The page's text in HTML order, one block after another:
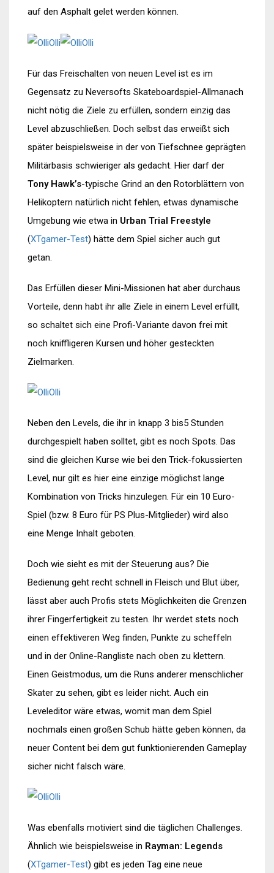
auf den Asphalt gelet werden können.
Für das Freischalten von neuen Level ist es im
Gegensatz zu Neversofts Skateboardspiel-Allmanach
nicht nötig die Ziele zu erfüllen, sondern einzig das
Level abzuschließen. Doch selbst das erweißt sich
später beispielsweise in der von Tiefschnee geprägten
Militärbasis schwieriger als gedacht. Hier darf der
Tony Hawk’s-typische Grind an den Rotorblättern von
Helikoptern natürlich nicht fehlen, etwas dynamische
Umgebung wie etwa in Urban Trial Freestyle
(XTgamer-Test) hätte dem Spiel sicher auch gut
getan.
Das Erfüllen dieser Mini-Missionen hat aber durchaus
Vorteile, denn habt ihr alle Ziele in einem Level erfüllt,
so schaltet sich eine Profi-Variante davon frei mit
noch kniffligeren Kursen und höher gesteckten
Zielmarken.
Neben den Levels, die ihr in knapp 3 bis5 Stunden
durchgespielt haben solltet, gibt es noch Spots. Das
sind die gleichen Kurse wie bei den Trick-fokussierten
Level, nur gilt es hier eine einzige möglichst lange
Kombination von Tricks hinzulegen. Für ein 10 Euro-
Spiel (bzw. 8 Euro für PS Plus-Mitglieder) wird also
eine Menge Inhalt geboten.
Doch wie sieht es mit der Steuerung aus? Die
Bedienung geht recht schnell in Fleisch und Blut über,
lässt aber auch Profis stets Möglichkeiten die Grenzen
ihrer Fingerfertigkeit zu testen. Ihr werdet stets noch
einen effektiveren Weg finden, Punkte zu scheffeln
und in der Online-Rangliste nach oben zu klettern.
Einen Geistmodus, um die Runs anderer menschlicher
Skater zu sehen, gibt es leider nicht. Auch ein
Leveleditor wäre etwas, womit man dem Spiel
nochmals einen großen Schub hätte geben können, da
neuer Content bei dem gut funktionierenden Gameplay
sicher nicht falsch wäre.
Was ebenfalls motiviert sind die täglichen Challenges.
Ähnlich wie beispielsweise in Rayman: Legends
(XTgamer-Test) gibt es jeden Tag eine neue